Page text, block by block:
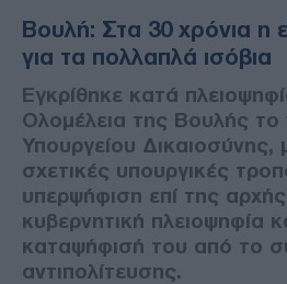
Βουλή: Στα 30 χρόνια η
για τα πολλαπλά ισόβια
Εγκρίθηκε κατά
Ολομέλεια της Βουλής το
Υπουργείου Δικαιοσύνης,
σχετικές υπουργικές
υπερψήφιση επί της
κυβερνητική πλειοψηφία
καταψήφισή του από το
αντιπολίτευσης.